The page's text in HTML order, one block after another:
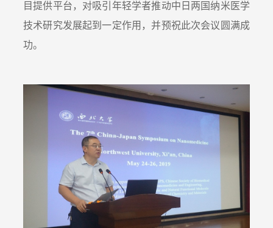
目提供平台，对吸引年轻学者推动中日两国纳米医学
技术研究发展起到一定作用，并预祝此次会议圆满成
功。